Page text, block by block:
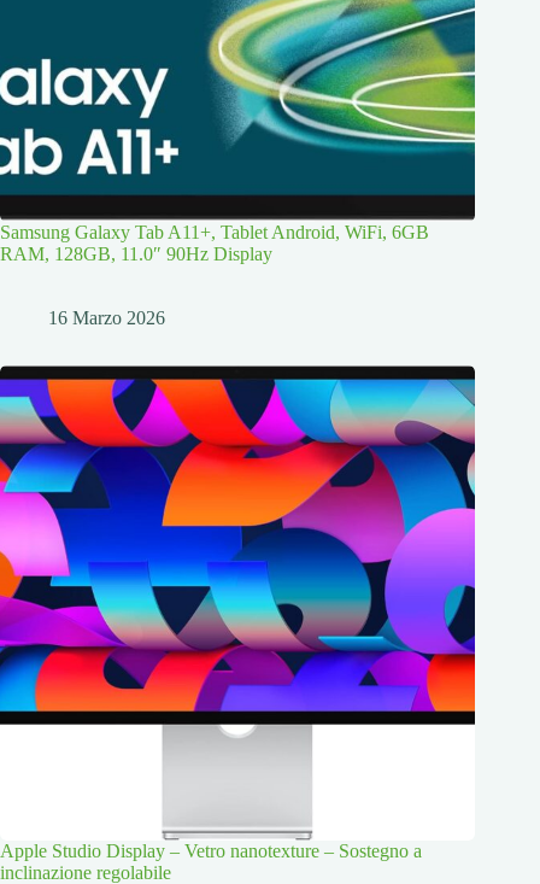
Samsung Galaxy Tab A11+, Tablet Android, WiFi, 6GB
RAM, 128GB, 11.0″ 90Hz Display
16 Marzo 2026
Apple Studio Display – Vetro nanotexture – Sostegno a
inclinazione regolabile